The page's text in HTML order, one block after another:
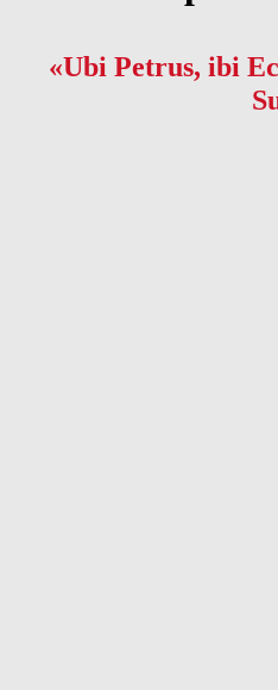
«Ubi Petrus, ibi